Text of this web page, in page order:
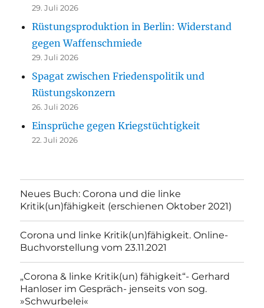
29. Juli 2026
Rüstungsproduktion in Berlin: Widerstand
gegen Waffenschmiede
29. Juli 2026
Spagat zwischen Friedenspolitik und
Rüstungskonzern
26. Juli 2026
Einsprüche gegen Kriegstüchtigkeit
22. Juli 2026
Neues Buch: Corona und die linke
Kritik(un)fähigkeit (erschienen Oktober 2021)
Corona und linke Kritik(un)fähigkeit. Online-
Buchvorstellung vom 23.11.2021
„Corona & linke Kritik(un) fähigkeit“- Gerhard
Hanloser im Gespräch- jenseits von sog.
»Schwurbelei«